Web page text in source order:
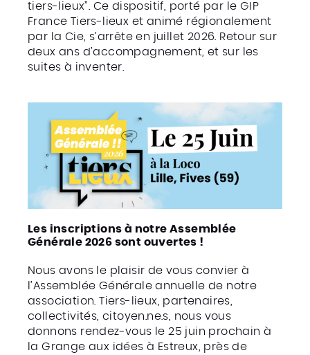
tiers-lieux”. Ce dispositif, porté par le GIP
France Tiers-lieux et animé régionalement
par la Cie, s’arrête en juillet 2026. Retour sur
deux ans d’accompagnement, et sur les
suites à inventer.
Les inscriptions à notre Assemblée
Générale 2026 sont ouvertes !
Nous avons le plaisir de vous convier à
l’Assemblée Générale annuelle de notre
association. Tiers-lieux, partenaires,
collectivités, citoyen.ne.s, nous vous
donnons rendez-vous le 25 juin prochain à
la Grange aux idées à Estreux, près de